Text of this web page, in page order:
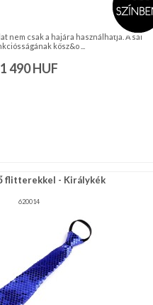
nem csak a hajára használhatja. A sál
kösz&o ...
1 490HUF
flitterekkel - Királykék
620014